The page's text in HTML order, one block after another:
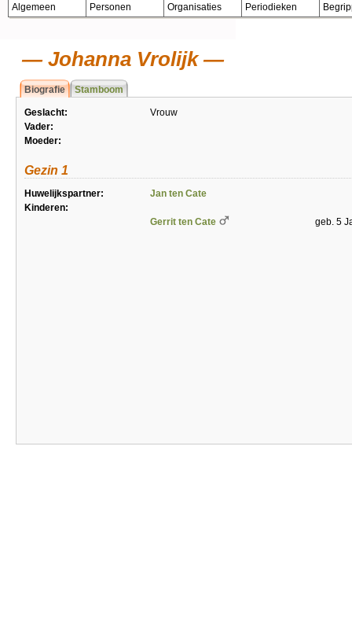
Algemeen Personen Organisaties Periodieken
Johanna Vrolijk
Biografie Stamboom
Geslacht:
Vrouw
Vader:
Moeder:
Gezin 1
Huwelijkspartner:
Jan ten Cate
Kinderen:
Gerrit ten Cate
geb. 5